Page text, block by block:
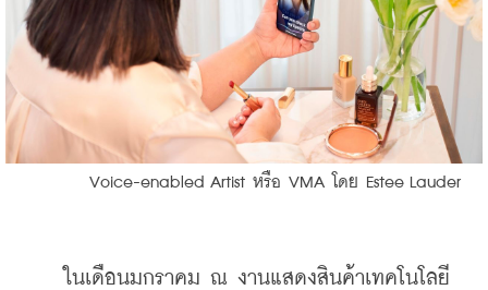
Voice-enabled Artist หรือ VMA โดย Estee Lauder
ในเดือนมกราคม ณ งานแสดงสินค้าเทคโนโลยี